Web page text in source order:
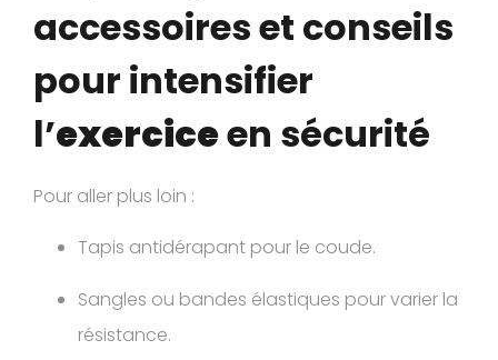
accessoires et conseils
pour intensifier
l’exerciceen sécurité
Pour aller plus loin :
Tapis antidérapant pour le coude.
Sangles ou bandes élastiques pour varier la
résistance.